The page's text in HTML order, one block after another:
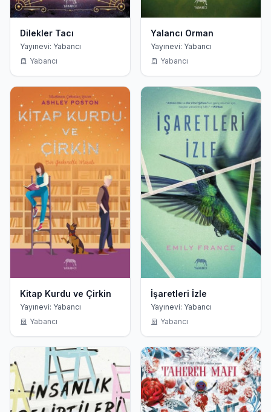
Dilekler Tacı
Yayınevi: Yabancı
Yabancı
Yalancı Orman
Yayınevi: Yabancı
Yabancı
Kitap Kurdu ve Çirkin
Yayınevi: Yabancı
Yabancı
İşaretleri İzle
Yayınevi: Yabancı
Yabancı